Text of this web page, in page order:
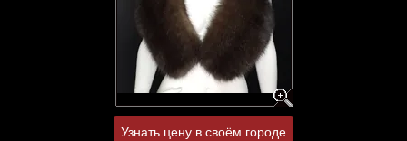
Узнать цену в своём городе